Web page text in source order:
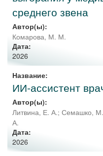
среднего звена
Автор(ы):
Комарова, М. М.
Дата:
2026
Название:
ИИ-ассистент
Автор(ы):
Литвина, Е. А.; Семашко,
А.
Дата:
2026